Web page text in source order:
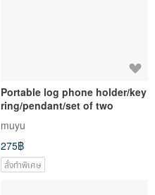
Portable log phone holder/key
ring/pendant/set of two
muyu
275฿
สั่งทำพิเศษ